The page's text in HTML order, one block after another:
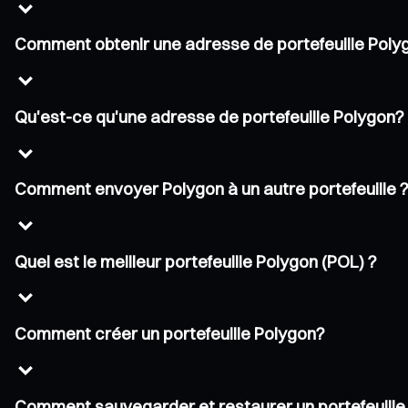
Comment obtenir une adresse de portefeuille
Qu'est-ce qu'une adresse de portefeuille Polygon?
Comment envoyer Polygon à un autre portefeuille ?
Quel est le meilleur portefeuille Polygon (POL) ?
Comment créer un portefeuille Polygon?